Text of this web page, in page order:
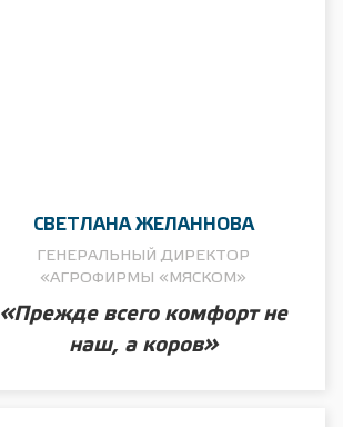
СВЕТЛАНА ЖЕЛАННОВА
ГЕНЕРАЛЬНЫЙ ДИРЕКТОР
«АГРОФИРМЫ «МЯСКОМ»
«Прежде всего комфорт не
наш, а коров»